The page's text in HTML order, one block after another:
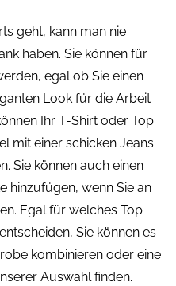
geht, kann man nie
haben. Sie können für
egal ob Sie einen
Look für die Arbeit
Ihr T-Shirt oder Top
mit einer schicken Jeans
Sie können auch einen
hinzufügen, wenn Sie an
Egal für welches Top
Sie können es
kombinieren oder eine
Auswahl finden.